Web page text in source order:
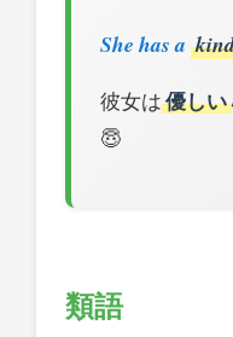
She has a
彼女は 優しい
😇
類語